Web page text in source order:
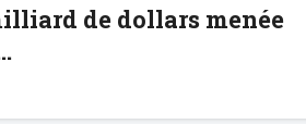
de dollars menée